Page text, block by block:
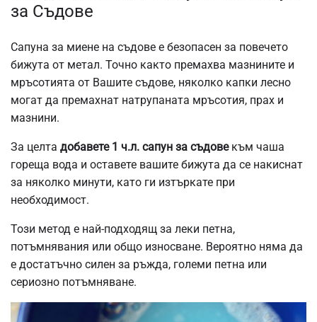
за Съдове
Сапуна за миене на съдове е безопасен за повечето
бижута от метал. Точно както премахва мазнините и
мръсотията от Вашите съдове, няколко капки лесно
могат да премахнат натрупаната мръсотия, прах и
мазнини.
За целта добавете 1 ч.л. сапун за съдовекъм чаша
гореща вода и оставете вашите бижута да се накиснат
за няколко минути, като ги изтъркате при
необходимост.
Този метод е най-подходящ за леки петна,
потъмнявания или общо износване. Вероятно няма да
е достатъчно силен за ръжда, големи петна или
сериозно потъмняване.